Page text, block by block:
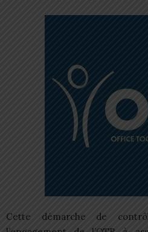
Cette démarche de